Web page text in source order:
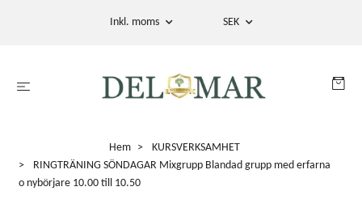
Inkl. moms SEK
Hem
KURSVERKSAMHET
RINGTRÄNING SÖNDAGAR Mixgrupp Blandad grupp med erfarna
o nybörjare 10.00 till 10.50